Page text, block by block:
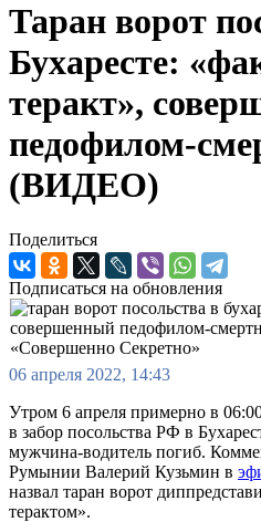
Таран ворот
Бухаресте:
теракт»,
педофилом-
(ВИДЕО)
Поделиться
Подписаться на обновления
06 апреля 2022, 14:43
Утром 6 апреля примерно в
в забор посольства РФ в
мужчина-водитель погиб.
Румынии Валерий Кузьмин в
назвал таран ворот
терактом».